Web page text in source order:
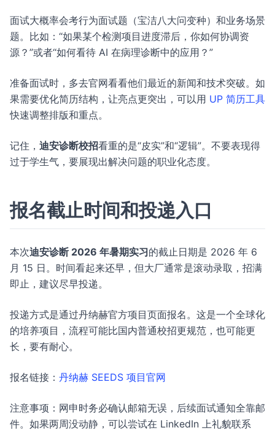
面试大概率会考行为面试题（宝洁八大问变种）和业务场景
题。比如：“如果某个检测项目进度滞后，你如何协调资
源？”或者“如何看待 AI 在病理诊断中的应用？”
准备面试时，多去官网看看他们最近的新闻和技术突破。如
果需要优化简历结构，让亮点更突出，可以用 UP 简历工具
快速调整排版和重点。
记住， 迪安诊断校招看重的是“皮实”和“逻辑”。不要表现得
过于学生气，要展现出解决问题的职业化态度。
报名截止时间和投递入口
本次迪安诊断 2026 年暑期实习的截止日期是 2026 年 6
月 15 日。时间看起来还早，但大厂通常是滚动录取，招满
即止，建议尽早投递。
投递方式是通过丹纳赫官方项目页面报名。这是一个全球化
的培养项目，流程可能比国内普通校招更规范，也可能更
长，要有耐心。
报名链接： 丹纳赫 SEEDS 项目官网
注意事项：网申时务必确认邮箱无误，后续面试通知全靠邮
件。如果两周没动静，可以尝试在 LinkedIn 上礼貌联系